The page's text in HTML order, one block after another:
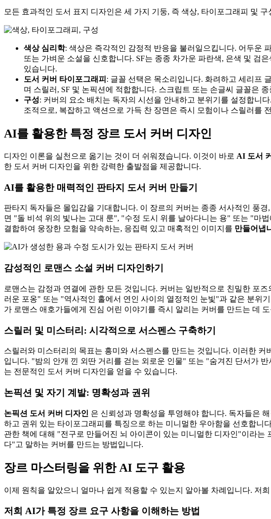
모든 효과적인 도서 표지 디자인은 세 가지 기둥, 즉 색상, 타이포그래피 및
색상 심리학: 색상은 즉각적인 감정적 반응을 불러일으킵니다. 어두운
또는 가벼운 소설을 신호합니다. SF는 종종 차가운 파란색, 은색 및 검
있습니다.
도서 커버 타이포그래피 : 글꼴 선택은 목소리입니다. 화려하고 세리프
며 스릴러, SF 및 논픽션에 적합합니다. 스크립트 또는 손글씨 글꼴은
구성: 커버의 요소 배치는 독자의 시선을 안내하고 분위기를 설정합니
조적으로, 복잡하고 액션으로 가득 찬 장면은 즉시 모험이나 스릴러를
AI를 활용한 특정 장르 도서 커버 디자인
디자인 이론을 실천으로 옮기는 것이 더 쉬워졌습니다. 이것이 바로 AI 도서
한 도서 커버 디자인을 위한 강력한 출발점을 제공합니다.
AI를 활용한 매력적인 판타지 도서 커버 만들기
판타지 독자들은 몰입감을 기대합니다. 이 장르의 커버는 종종 서사적인 풍
면 "돌 비석 위의 빛나는 고대 룬", "수정 도시 위를 날아다니는 용" 또는 "마
결합하여 웅장한 모험을 약속하는, 응집력 있고 매혹적인 이미지를 만들어냅
감성적인 로맨스 소설 커버 디자인하기
로맨스는 감정과 연결에 관한 모든 것입니다. 커버는 일반적으로 친밀한 포
러운 포옹" 또는 "역사적인 홀에서 연인 사이의 열정적인 눈빛"과 같은 분
가 로맨스 애호가들에게 진심 어린 이야기를 즉시 알리는 커버를 만드는 데
스릴러 및 미스터리: 시각적으로 서스펜스 구축하기
스릴러와 미스터리의 목표는 흥미와 서스펜스를 만드는 것입니다. 이러한
입니다. "밤의 안개 낀 외딴 거리를 걷는 외로운 인물" 또는 "숨겨진 단서가
는 전문적인 도서 커버 디자인을 얻을 수 있습니다.
논픽션 및 자기 계발: 명확성과 권위
논픽션 도서 커버 디자인 은 신뢰성과 명확성을 투영해야 합니다. 독자들은
하고 권위 있는 타이포그래피를 특징으로 하는 미니멀한 우아함을 선호합니
관한 책에 대해 "전구로 만들어진 뇌 아이콘이 있는 미니멀한 디자인"이라
다"고 말하는 커버를 만드는 방법입니다.
장르 마스터링을 위한 AI 도구 활용
이제 원칙을 알았으니 얼마나 쉽게 적용할 수 있는지 알아볼 차례입니다. 저
저희 AI가 특정 장르 요구 사항을 이해하는 방법